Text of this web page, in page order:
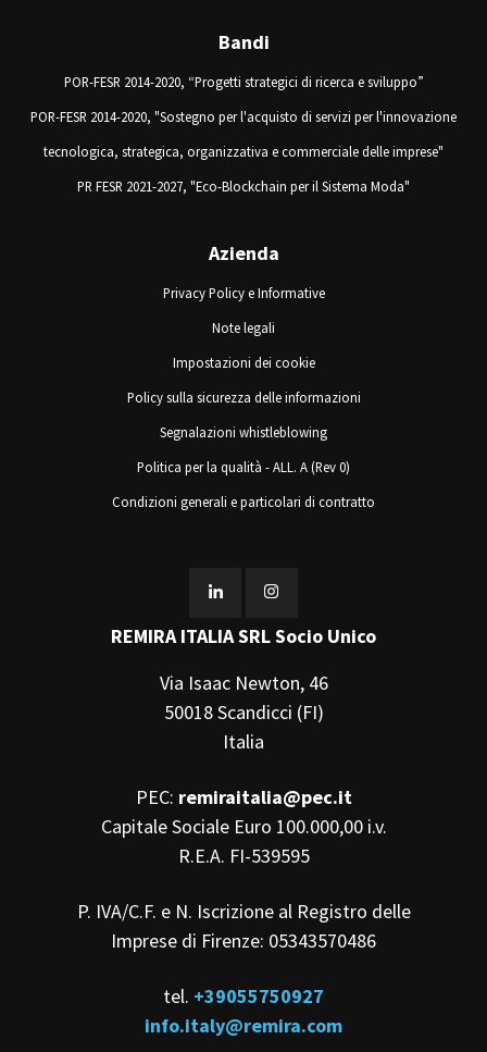
Bandi
POR-FESR 2014-2020, “Progetti strategici di ricerca e sviluppo”
POR-FESR 2014-2020, "Sostegno per l'acquisto di servizi per l'innovazione
tecnologica, strategica, organizzativa e commerciale delle imprese"
PR FESR 2021-2027, "Eco-Blockchain per il Sistema Moda"
Azienda
Privacy Policy e Informative
Note legali
Impostazioni dei cookie
Policy sulla sicurezza delle informazioni
Segnalazioni whistleblowing
Politica per la qualità - ALL. A (Rev 0)
Condizioni generali e particolari di contratto
REMIRA ITALIA SRL Socio Unico
Via Isaac Newton, 46
50018 Scandicci (FI)
Italia
PEC: remiraitalia@pec.it
Capitale Sociale Euro 100.000,00 i.v.
R.E.A. FI-539595
P. IVA/C.F. e N. Iscrizione al Registro delle
Imprese di Firenze: 05343570486
tel. +39055750927
info.italy@remira.com